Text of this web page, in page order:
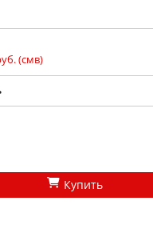
(смв)
Купить